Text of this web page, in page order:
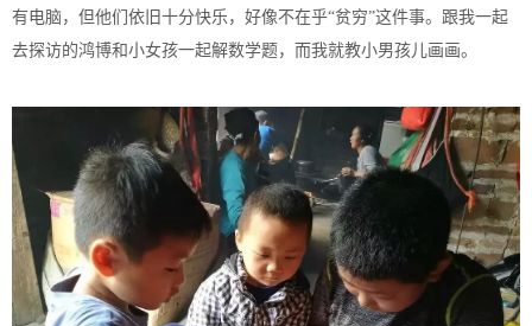
有电脑，但他们依旧十分快乐，好像不在乎“贫穷”这件事。跟我一起
去探访的鸿博和小女孩一起解数学题，而我就教小男孩儿画画。